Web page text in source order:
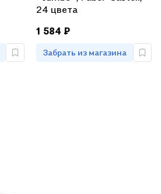
24 цвета
1 584 ₽
Забрать из магазина